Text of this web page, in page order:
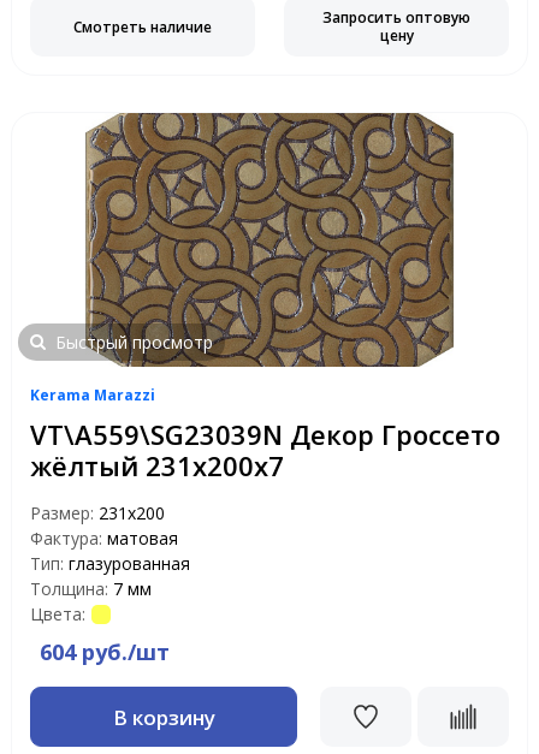
Смотреть наличие
Запросить оптовую
цену
Быстрый просмотр
Kerama Marazzi
VT\A559\SG23039N Декор Гроссето
жёлтый 231х200х7
Размер: 231х200
Фактура: матовая
Тип: глазурованная
Толщина: 7 мм
Цвета:
604 руб./шт
В корзину